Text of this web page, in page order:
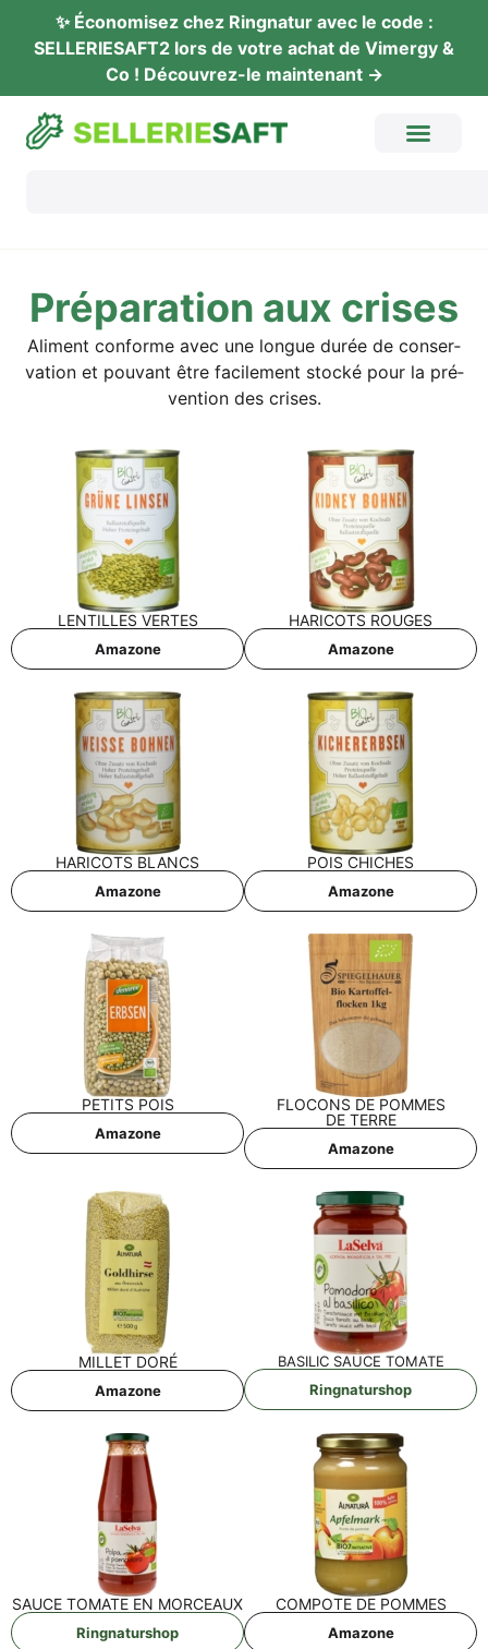
✨ Éco­no­mi­sez chez Ring­na­tur avec le code :
SELLERIESAFT2 lors de vot­re achat de Vimer­gy &
Co ! Décou­vrez-le maintenant →
Pré­pa­ra­ti­on aux crises
Ali­ment con­for­me avec une longue durée de con­ser­
va­ti­on et pou­vant être faci­le­ment stocké pour la pré­
ven­ti­on des crises.
LEN­TIL­LES VERTES
Ama­zo­ne
HARI­COTS ROUGES
Ama­zo­ne
HARI­COTS BLANCS
Ama­zo­ne
POIS CHI­CHES
Ama­zo­ne
PETITS POIS
Ama­zo­ne
FLO­CONS DE POM­MES
DE TERRE
Ama­zo­ne
MIL­LET DORÉ
Ama­zo­ne
BASI­LIC SAU­CE TOMATE
Ring­na­tur­shop
SAU­CE TOMA­TE EN MORCEAUX
Ring­na­tur­shop
COM­PO­TE DE POMMES
Ama­zo­ne